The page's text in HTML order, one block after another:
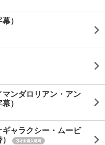
）
マンダロリアン・アン
）
ャラクシー・ムービ